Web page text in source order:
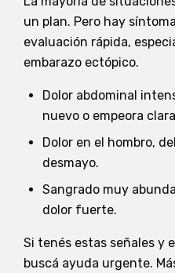
un plan. Pero hay
evaluación rápida,
embarazo ectópico.
Dolor abdominal
nuevo o empeora
Dolor en el hombro,
desmayo.
Sangrado muy
dolor fuerte.
Si tenés estas señales y
buscá ayuda urgente.